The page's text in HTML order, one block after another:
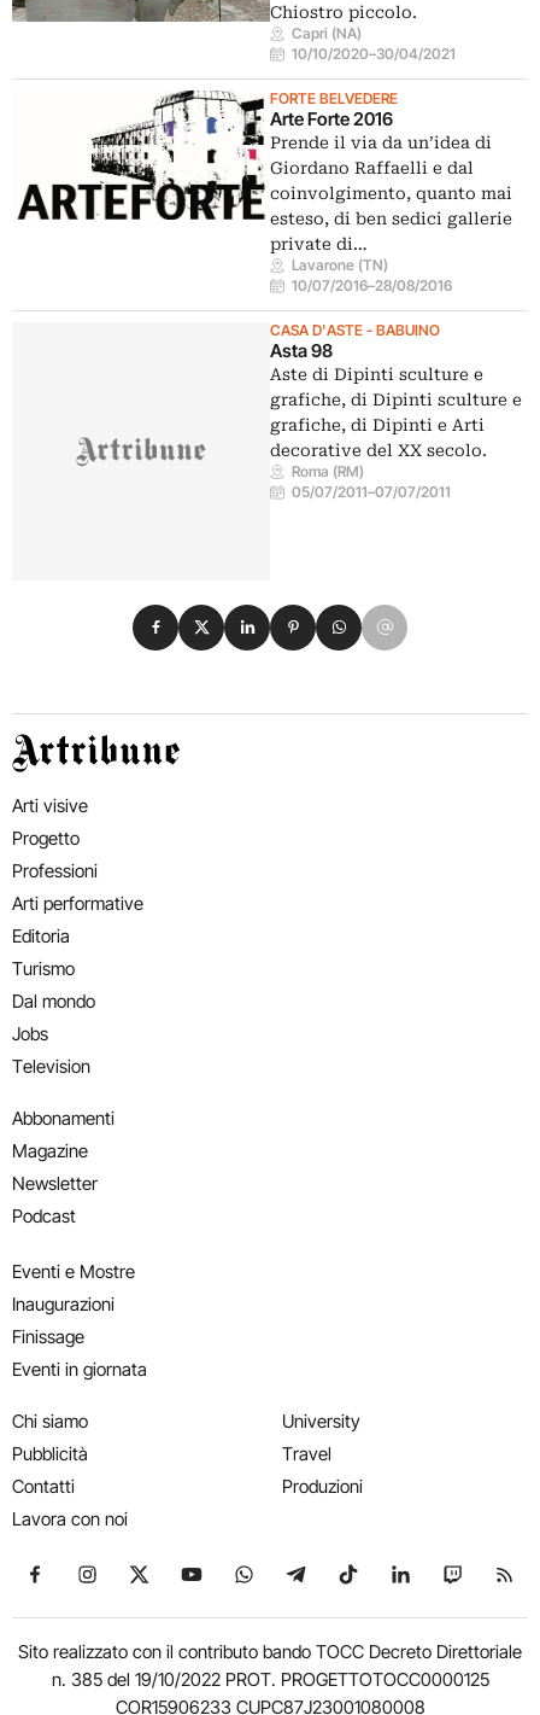
Chiostro piccolo.
Capri (NA)
10/10/2020–30/04/2021
FORTE BELVEDERE
Arte Forte 2016
Prende il via da un’idea di
Giordano Raffaelli e dal
coinvolgimento, quanto mai
esteso, di ben sedici gallerie
private di…
Lavarone (TN)
10/07/2016–28/08/2016
CASA D'ASTE - BABUINO
Asta 98
Aste di Dipinti sculture e
grafiche, di Dipinti sculture e
grafiche, di Dipinti e Arti
decorative del XX secolo.
Roma (RM)
05/07/2011–07/07/2011
Condividi su Facebook
Condividi su X
Condividi su LinkedIn
Condividi su Pinterest
Condividi su WhatsApp
Condividi su Email
Artribune
Arti visive
Progetto
Professioni
Arti performative
Editoria
Turismo
Dal mondo
Jobs
Television
Abbonamenti
Magazine
Newsletter
Podcast
Eventi e Mostre
Inaugurazioni
Finissage
Eventi in giornata
Chi siamo
Pubblicità
Contatti
Lavora con noi
University
Travel
Produzioni
Seguici su Facebook
Seguici su Instagram
Seguici su X
Seguici su YouTube
Seguici su WhatsApp
Seguici su Telegram
Seguici su TikTok
Seguici su
Seguici
Sito realizzato con il contributo bando TOCC Decreto Direttoriale
n. 385 del 19/10/2022 PROT. PROGETTOTOCC0000125
COR15906233 CUPC87J23001080008